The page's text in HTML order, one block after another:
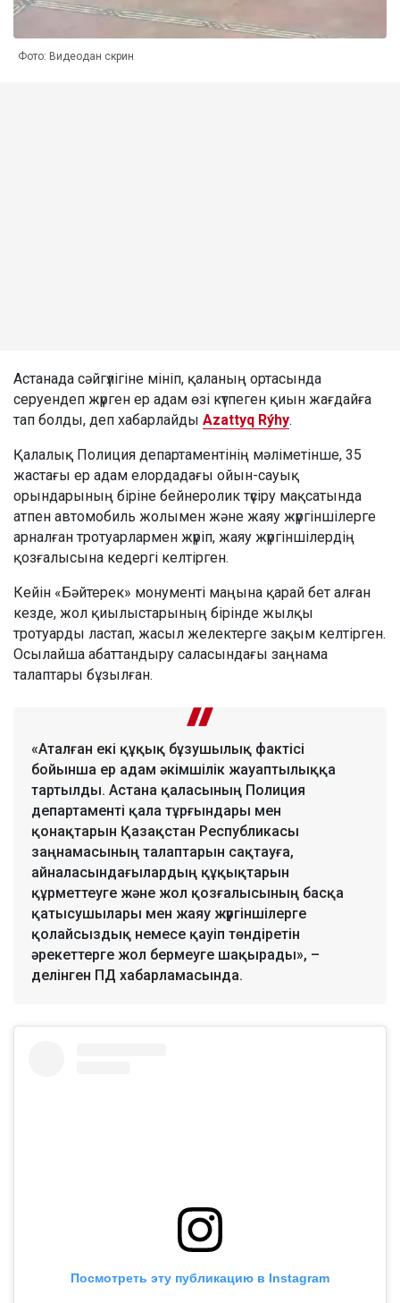
Фото: Видеодан скрин
Астанада сәйгүлігіне мініп, қаланың ортасында
серуендеп жүрген ер адам өзі күтпеген қиын жағдайға
тап болды, деп хабарлайды Azattyq Rýhy.
Қалалық Полиция департаментінің мәліметінше, 35
жастағы ер адам елордадағы ойын-сауық
орындарының біріне бейнеролик түсіру мақсатында
атпен автомобиль жолымен және жаяу жүргіншілерге
арналған тротуарлармен жүріп, жаяу жүргіншілердің
қозғалысына кедергі келтірген.
Кейін «Бәйтерек» монументі маңына қарай бет алған
кезде, жол қиылыстарының бірінде жылқы
тротуарды ластап, жасыл желектерге зақым келтірген.
Осылайша абаттандыру саласындағы заңнама
талаптары бұзылған.
«Аталған екі құқық бұзушылық фактісі
бойынша ер адам әкімшілік жауаптылыққа
тартылды. Астана қаласының Полиция
департаменті қала тұрғындары мен
қонақтарын Қазақстан Республикасы
заңнамасының талаптарын сақтауға,
айналасындағылардың құқықтарын
құрметтеуге және жол қозғалысының басқа
қатысушылары мен жаяу жүргіншілерге
қолайсыздық немесе қауіп төндіретін
әрекеттерге жол бермеуге шақырады», –
делінген ПД хабарламасында.
Посмотреть эту публикацию в Instagram